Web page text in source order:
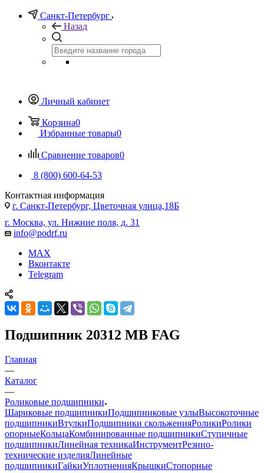
Санкт-Петербург
Назад
Личный кабинет
Корзина0
Избранные товары0
Сравнение товаров0
8 (800) 600-64-53
Контактная информация
г. Санкт-Петербург, Цветочная улица,18Б
г. Москва, ул. Нижние поля, д. 31
info@podrf.ru
MAX
Вконтакте
Telegram
Подшипник 20312 MB FAG
Главная
—
Каталог
—
Роликовые подшипники
Шариковые подшипникиПодшипниковые узлыВысокоточные
подшипникиВтулкиПодшипники скольженияРоликиРолики
опорныеКольцаКомбинированные подшипникиСтупичные
подшипникиЛинейная техникаИнструментРезино-
технические изделияЛинейные
подшипникиГайкиУплотненияКрышкиСтопорные